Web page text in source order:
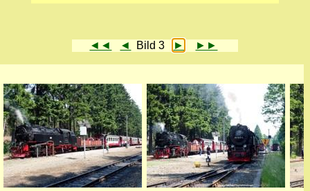
◄◄ ◄ Bild 3 ► ►►